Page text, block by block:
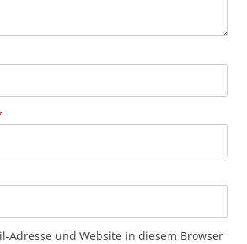
Adresse und Website in diesem Browser